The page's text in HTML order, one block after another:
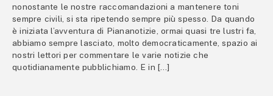
nonostante le nostre raccomandazioni a mantenere toni
sempre civili, si sta ripetendo sempre più spesso. Da quando
è iniziata l’avventura di Piananotizie, ormai quasi tre lustri fa,
abbiamo sempre lasciato, molto democraticamente, spazio ai
nostri lettori per commentare le varie notizie che
quotidianamente pubblichiamo. E in […]